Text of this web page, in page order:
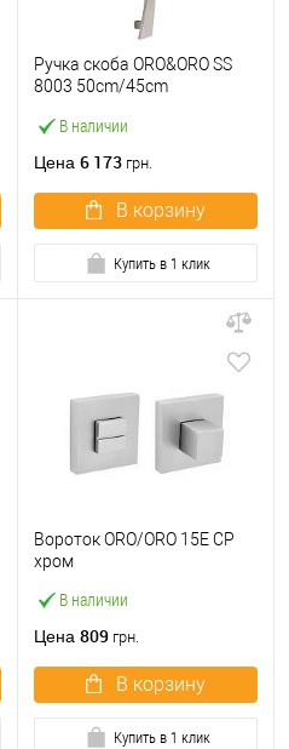
В наличии
Ручка скоба ORO&ORO SS
8003 50cm/45cm
нержавеющая сталь
Цена 6 173 грн.
В корзину
Купить в 1 клик
В наличии
Вороток ORO/ORO 15E CP
хром
Цена 809 грн.
В корзину
Купить в 1 клик